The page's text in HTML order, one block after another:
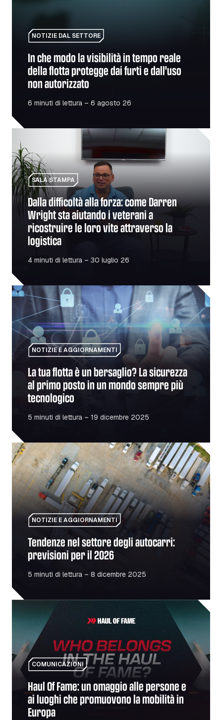
NOTIZIE DAL SETTORE
In che modo la visibilità in tempo reale
della flotta protegge dai furti e dall'uso
non autorizzato
6 minuti di lettura – 6 agosto 26
Dalla difficoltà alla forza: come Darren Wright sta
SALA STAMPA
Dalla difficoltà alla forza: come Darren
Wright sta aiutando i veterani a
ricostruire le loro vite attraverso la
logistica
4 minuti di lettura – 30 luglio 26
La tua flotta è un bersaglio? La sicurezza al primo
NOTIZIE E AGGIORNAMENTI
La tua flotta è un bersaglio? La sicurezza
al primo posto in un mondo sempre più
tecnologico
5 minuti di lettura – 19 dicembre 2025
Tendenze nel settore degli autocarri: previsioni per il
NOTIZIE E AGGIORNAMENTI
Tendenze nel settore degli autocarri:
previsioni per il 2026
5 minuti di lettura – 8 dicembre 2025
Haul Of Fame: un omaggio alle persone e ai luoghi che
COMUNICAZIONI
Haul Of Fame: un omaggio alle persone e
ai luoghi che promuovono la mobilità in
Europa